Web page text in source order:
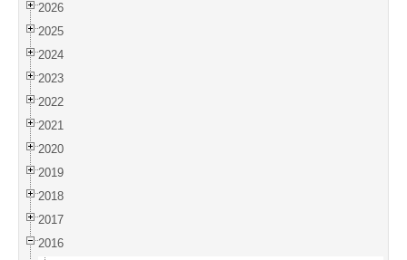
2026
2025
2024
2023
2022
2021
2020
2019
2018
2017
2016